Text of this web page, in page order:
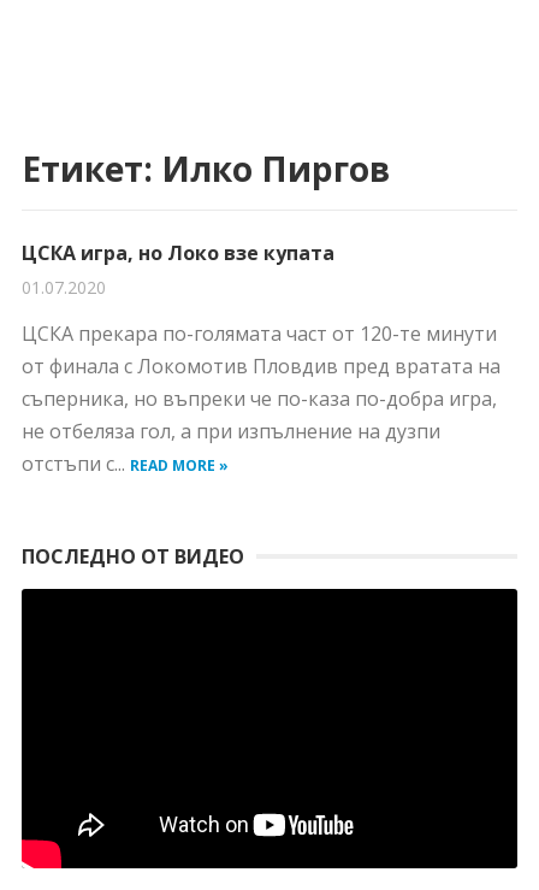
Етикет: Илко Пиргов
ЦСКА игра, но Локо взе купата
01.07.2020
ЦСКА прекара по-голямата част от 120-те минути
от финала с Локомотив Пловдив пред вратата на
съперника, но въпреки че по-каза по-добра игра,
не отбеляза гол, а при изпълнение на дузпи
отстъпи с... READ MORE »
ПОСЛЕДНО ОТ ВИДЕО